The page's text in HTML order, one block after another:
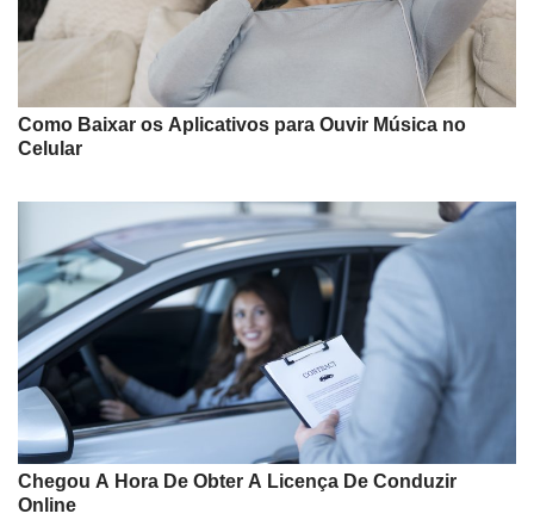
Como Baixar os Aplicativos para Ouvir Música no
Celular
Chegou A Hora De Obter A Licença De Conduzir
Online